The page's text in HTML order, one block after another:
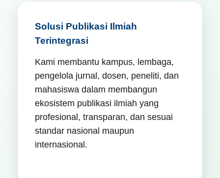
Solusi Publikasi Ilmiah
Terintegrasi
Kami membantu kampus, lembaga,
pengelola jurnal, dosen, peneliti, dan
mahasiswa dalam membangun
ekosistem publikasi ilmiah yang
profesional, transparan, dan sesuai
standar nasional maupun
internasional.